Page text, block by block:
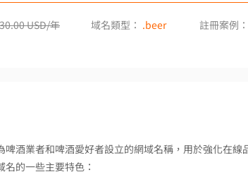
USD/年 域名類型： .beer 註冊案例：
酒業者和啤酒愛好者設立的網域名稱，用於強化在
的一些主要特色：